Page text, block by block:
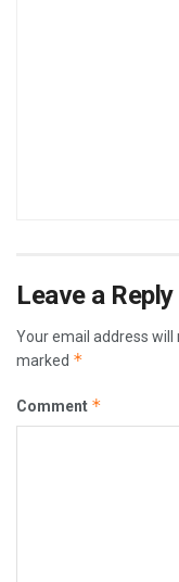
Leave a Reply
Your email address will
marked *
Comment *